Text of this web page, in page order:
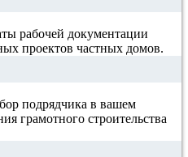
рабочей документации
проектов частных домов.
подрядчика в вашем
грамотного строительства